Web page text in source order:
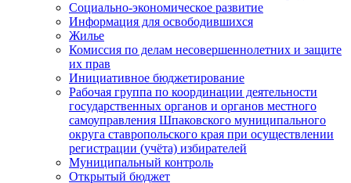
Социально-экономическое развитие
Информация для освободившихся
Жилье
Комиссия по делам несовершеннолетних и защите
их прав
Инициативное бюджетирование
Рабочая группа по координации деятельности
государственных органов и органов местного
самоуправления Шпаковского муниципального
округа ставропольского края при осуществлении
регистрации (учёта) избирателей
Муниципальный контроль
Открытый бюджет